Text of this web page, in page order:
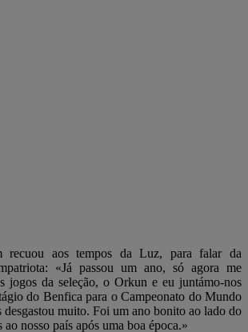
recuou aos tempos da Luz, para falar da
«Já passou um ano, só agora me
jogos da seleção, o Orkun e eu juntámo-nos
do Benfica para o Campeonato do Mundo
desgastou muito. Foi um ano bonito ao lado do
ao nosso país após uma boa época.»